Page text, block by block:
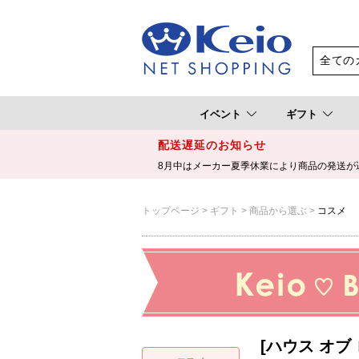
イベント ギフト
配送遅延のお知らせ
8月中はメーカー夏季休業により商品の発送
トップページ ギフト 商品から選ぶ コスメ
[ハウス オブ